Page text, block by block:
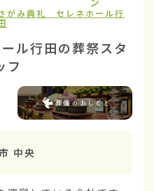
がみ典礼 セレネホール行
ル行田の葬祭スタ
フ
中央